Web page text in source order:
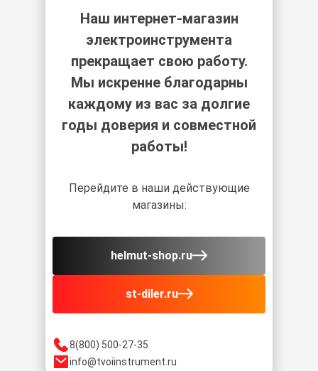
8(800) 500-27-35
info@tvoiinstrument.ru
Наш интернет-магазин
электроинструмента
прекращает свою работу.
Мы искренне благодарны
каждому из вас за долгие
годы доверия и совместной
работы!
Перейдите в наши действующие
магазины:
helmut-shop.ru
st-diler.ru